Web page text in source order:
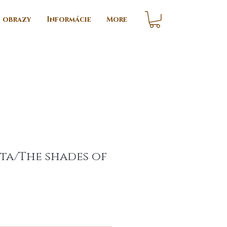
obrazy Informácie More
The shades of